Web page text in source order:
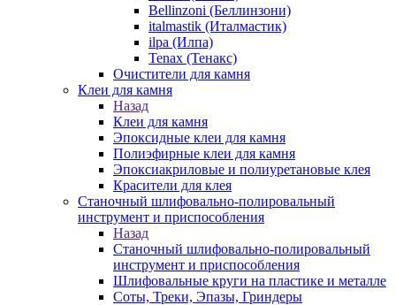
Bellinzoni (Беллинзони)
italmastik (Италмастик)
ilpa (Илпа)
Tenax (Тенакс)
Очистители для камня
Клеи для камня
Назад
Клеи для камня
Эпоксидные клеи для камня
Полиэфирные клеи для камня
Эпоксиакриловые и полиуретановые клея
Красители для клея
Станочный шлифовально-полировальный
инструмент и приспособления
Назад
Станочный шлифовально-полировальный
инструмент и приспособления
Шлифовальные круги на пластике и металле
Соты, Треки, Эпазы, Гриндеры